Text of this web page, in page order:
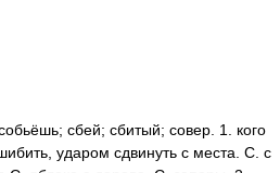
сбей; сбитый; совер. 1. кого
ударом сдвинуть с места. С. с